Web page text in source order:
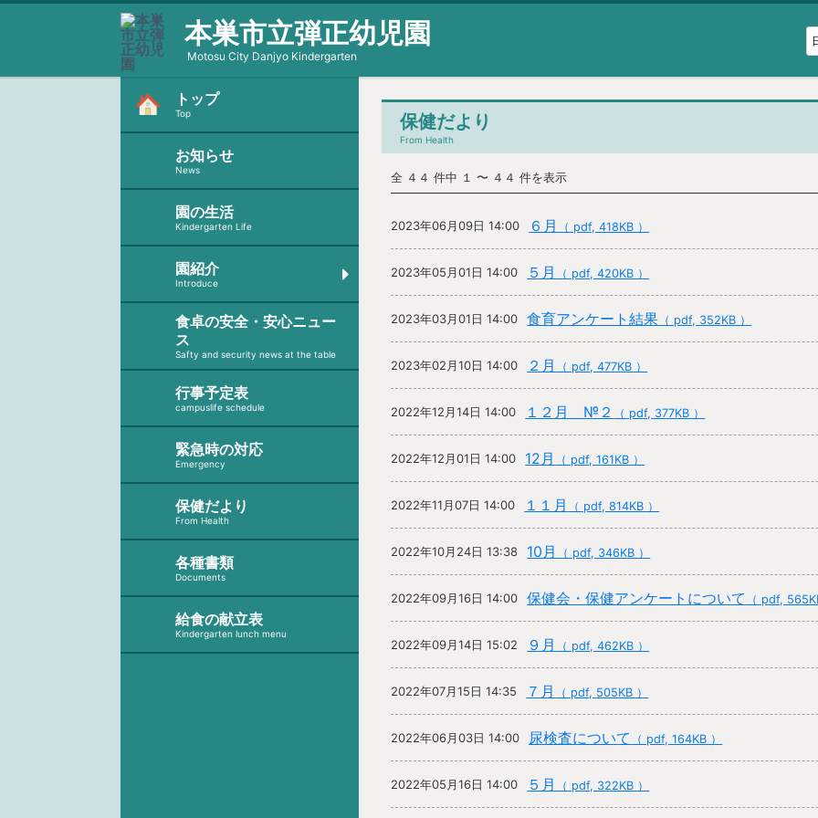
本巣市立弾正幼児園
Motosu City Danjyo Kindergarten
トップ
Top
お知らせ
News
園の生活
Kindergarten Life
園紹介
Introduce
食卓の安全・安心ニュー
ス
Safty and security news at the table
行事予定表
campuslife schedule
緊急時の対応
Emergency
保健だより
From Health
各種書類
Documents
給食の献立表
Kindergarten lunch menu
保健だより
From Health
全 ４４ 件中 １ 〜 ４４ 件を表示
2023年06月09日 14:00 ６月 （ pdf, 418KB ）
2023年05月01日 14:00 ５月 （ pdf, 420KB ）
2023年03月01日 14:00 食育アンケート結果 （ pdf, 352KB ）
2023年02月10日 14:00 ２月 （ pdf, 477KB ）
2022年12月14日 14:00 １２月 №２ （ pdf, 377KB ）
2022年12月01日 14:00 12月 （ pdf, 161KB ）
2022年11月07日 14:00 １１月 （ pdf, 814KB ）
2022年10月24日 13:38 10月 （ pdf, 346KB ）
2022年09月16日 14:00 保健会・保健アンケートについて （ pdf,
2022年09月14日 15:02 ９月 （ pdf, 462KB ）
2022年07月15日 14:35 ７月 （ pdf, 505KB ）
2022年06月03日 14:00 尿検査について （ pdf, 164KB ）
2022年05月16日 14:00 ５月 （ pdf, 322KB ）